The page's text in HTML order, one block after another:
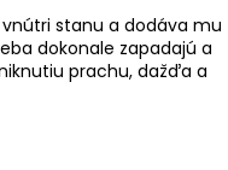
stanu a dodáva mu
dokonale zapadajú a
prachu, dažďa a